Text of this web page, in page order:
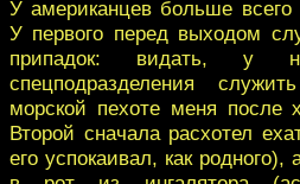
У американцев больше
У первого перед выходом
припадок: видать, у
спецподразделения
морской пехоте меня после
Второй сначала расхотел
его успокаивал, как